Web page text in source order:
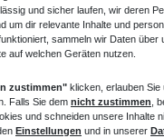
und sicher laufen, wir deren
um dir relevante Inhalte und
sammeln wir Daten über
auf welchen Geräten nutzen.
zustimmen" klicken, erlauben Sie
Falls Sie dem nicht zustimmen ,
und schneiden unsere Inhalte
Einstellungen und in unserer